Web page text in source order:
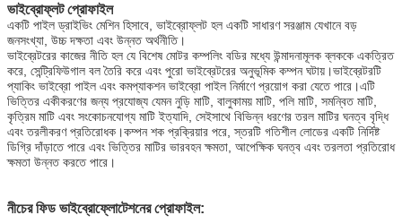
ভাইব্রোফ্লট প্রোফাইল
একটি পাইল ড্রাইভিং মেশিন হিসাবে, ভাইব্রোফ্লট হল একটি সাধারণ সরঞ্জাম যেখানে বড়
জনসংখ্যা, উচ্চ দক্ষতা এবং উন্নত অর্থনীতি।
ভাইব্রেটরের কাজের নীতি হল যে বিশেষ মোটর কম্পলিং বডির মধ্যে উন্মাদনামূলক ব্লককে একত্রিত
করে, সেন্ট্রিফিউগাল বল তৈরি করে এবং পুরো ভাইব্রেটরের অনুভূমিক কম্পন ঘটায়।ভাইব্রেটরটি
প্যাকিং ভাইব্রো পাইল এবং কমপ্যাকশন ভাইব্রো পাইল নির্মাণে প্রয়োগ করা যেতে পারে।এটি
ভিত্তির একীকরণের জন্য প্রযোজ্য যেমন নুড়ি মাটি, বালুকাময় মাটি, পলি মাটি, সমন্বিত মাটি,
কৃত্রিম মাটি এবং সংকোচনযোগ্য মাটি ইত্যাদি, সেইসাথে বিভিন্ন ধরণের তরল মাটির ঘনত্ব বৃদ্ধি
এবং তরলীকরণ প্রতিরোধক।কম্পন শক প্রক্রিয়ার পরে, স্তরটি গতিশীল লোডের একটি নির্দিষ্ট
ডিগ্রি দাঁড়াতে পারে এবং ভিত্তির মাটির ভারবহন ক্ষমতা, আপেক্ষিক ঘনত্ব এবং তরলতা প্রতিরোধ
ক্ষমতা উন্নত করতে পারে।
নীচের ফিড ভাইব্রোফ্লোটেশনের প্রোফাইল: